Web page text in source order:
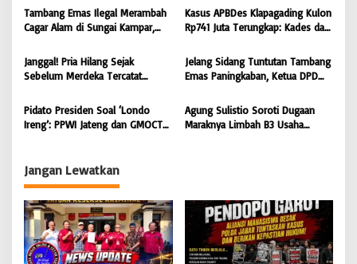
p
o
s
ITE
Berikan Kepastian Hukum
Tambang Emas Ilegal Merambah
Cagar Alam di Sungai Kampar,
Bertindak Tegas
Kasus APBDes Klapagading Kulon
Rp741 Juta Terungkap: Kades dan
Tersangka
Janggal! Pria Hilang Sejak
Sebelum Merdeka Tercatat
Dugaan Mafia Tanah di Wiradadi
Terbongkar
Jelang Sidang Tuntutan Tambang
Emas Paningkaban, Ketua DPD
Profesionalisme JPU & Majelis
Hakim PN Purwokerto: Yakin
Terdakwa Sarko Bebas atau
Pidato Presiden Soal ‘Londo
Ireng’: PPWI Jateng dan GMOCT
Dilindungi Undang-Undang
Agung Sulistio Soroti Dugaan
Maraknya Limbah B3 Usaha
Jangan Lewatkan